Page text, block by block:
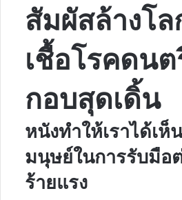
สัมผัสล้างโ
เชื้อโรคดนต
กอบสุดเดิ้น
หนังทำให้เราได้เห็
มนุษย์ในการรับมือ
ร้ายแรง